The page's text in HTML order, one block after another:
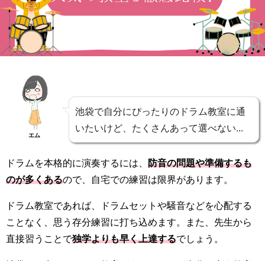
エム
池袋で自分にぴったりのドラム教室に通
いたいけど、たくさんあって選べない...
ドラムを本格的に演奏するには、 防音の問題や準備するも
のが多くあるので、自宅での練習は限界があります。
ドラム教室であれば、ドラムセットや騒音などを心配する
ことなく、思う存分練習に打ち込めます。また、先生から
直接習うことで独学よりも早く上達するでしょう。